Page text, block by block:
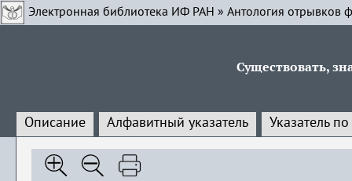
Электронная библиотека ИФ РАН » Антология отрывков
Существовать,
Описание Алфавитный указатель Указатель